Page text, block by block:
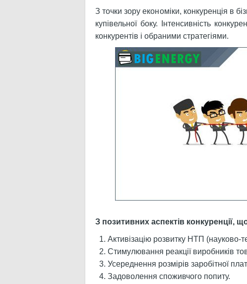
З точки зору економіки, конкуренція в
купівельної боку. Інтенсивність
конкурентів і обраними стратегіями.
З позитивних аспектів конкуренції,
Активізацію розвитку НТП (науково-
Стимулювання реакції виробників
Усереднення розмірів заробітної
Задоволення споживчого попиту.